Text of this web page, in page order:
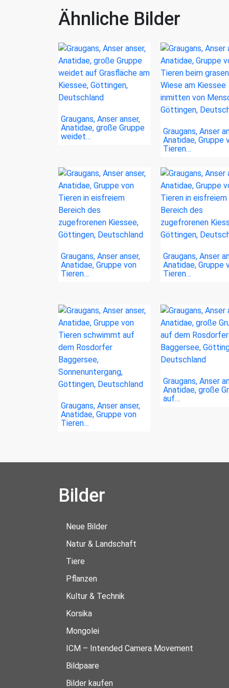
Ähnliche Bilder
Graugans, Anser anser,
Anatidae, große Gruppe
weidet…
Graugans, Anser
Anatidae, Gruppe
Tieren…
Graugans, Anser anser,
Anatidae, Gruppe von
Tieren…
Graugans, Anser
Anatidae, Gruppe
Tieren…
Graugans, Anser anser,
Anatidae, Gruppe von
Tieren…
Graugans, Anser
Anatidae, große
auf…
Bilder
Neue Bilder
Natur & Landschaft
Tiere
Pflanzen
Kultur & Technik
Korsika
Mongolei
ICM – Intended Camera Movement
Bildpaare
Bilder kaufen